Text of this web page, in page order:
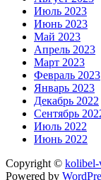
Июль 2023
Июнь 2023
Май 2023
Апрель 2023
Март 2023
Февраль 2023
Январь 2023
Декабрь 2022
Сентябрь
Июль 2022
Июнь 2022
Copyright © kolibel-
Powered by